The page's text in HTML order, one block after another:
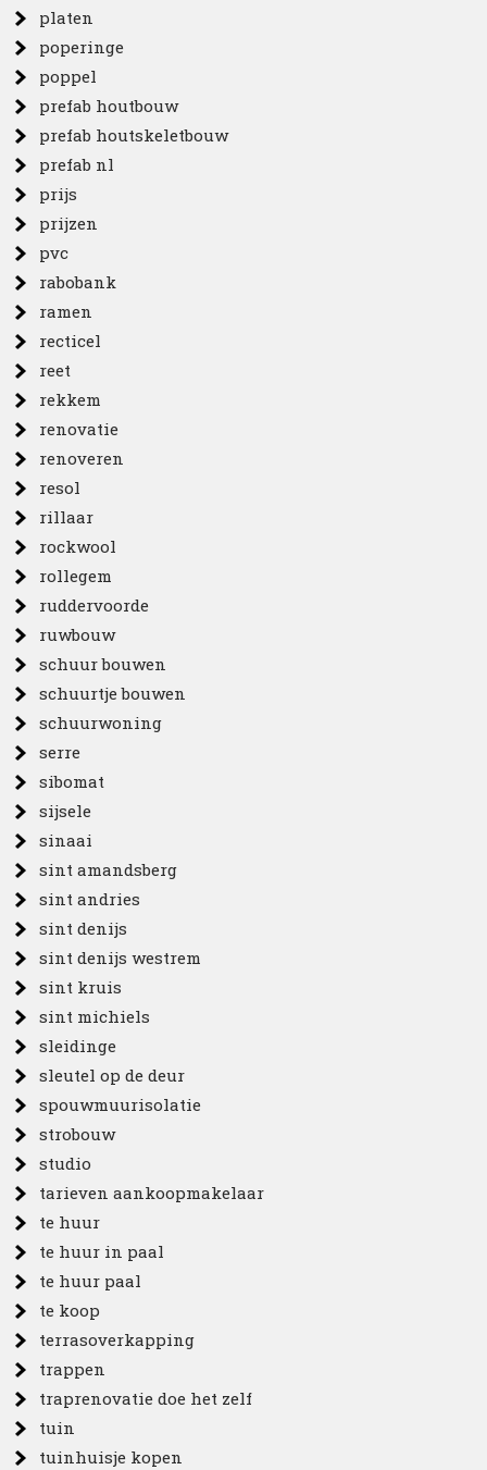
platen
poperinge
poppel
prefab houtbouw
prefab houtskeletbouw
prefab nl
prijs
prijzen
pvc
rabobank
ramen
recticel
reet
rekkem
renovatie
renoveren
resol
rillaar
rockwool
rollegem
ruddervoorde
ruwbouw
schuur bouwen
schuurtje bouwen
schuurwoning
serre
sibomat
sijsele
sinaai
sint amandsberg
sint andries
sint denijs
sint denijs westrem
sint kruis
sint michiels
sleidinge
sleutel op de deur
spouwmuurisolatie
strobouw
studio
tarieven aankoopmakelaar
te huur
te huur in paal
te huur paal
te koop
terrasoverkapping
trappen
traprenovatie doe het zelf
tuin
tuinhuisje kopen